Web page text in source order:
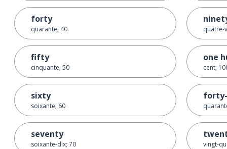
forty
quarante; 40
fifty
cinquante; 50
sixty
soixante; 60
seventy
soixante-dix; 70
quatre-
one
cent;
vingt-